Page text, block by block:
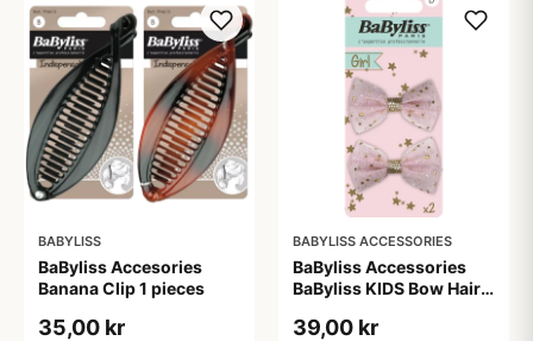
BABYLISS
BaByliss Accesories
Banana Clip 1 pieces
35,00 kr
BABYLISS ACCESSORIES
BaByliss Accessories
BaByliss KIDS Bow Hair
39,00 kr